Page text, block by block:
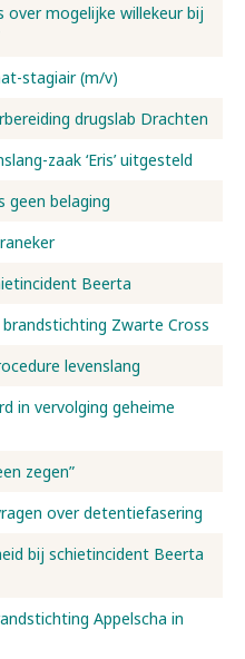
mogelijke willekeur bij
stagiair (m/v)
drugslab Drachten
zaak ‘Eris’ uitgesteld
geen belaging
Beerta
Zwarte Cross
levenslang
in vervolging geheime
zegen”
over detentiefasering
bij schietincident Beerta
Appelscha in